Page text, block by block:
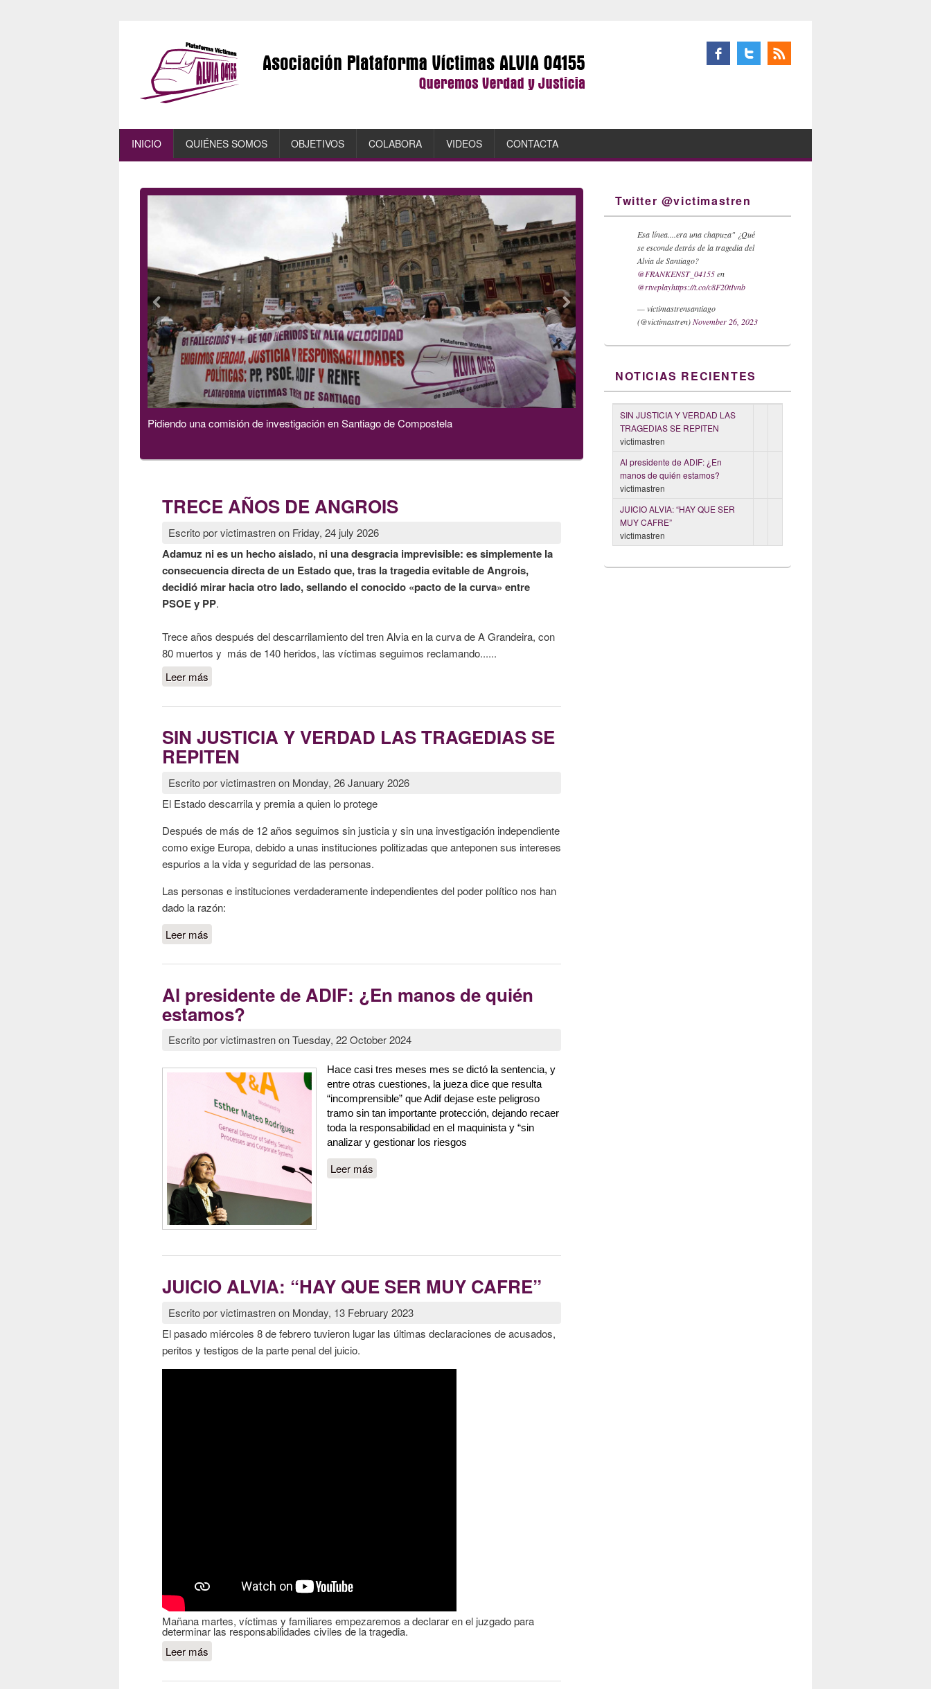
INICIO QUIÉNES SOMOS OBJETIVOS COLABORA VIDEOS CONTACTA
Pidiendo una comisión de investigación en Santiago de Compostela
TRECE AÑOS DE ANGROIS
Escrito porvictimastrenon Friday, 24 july 2026
Adamuz ni es un hecho aislado, ni una desgracia imprevisible: es simplemente la
consecuencia directa de un Estado que, tras la tragedia evitable de Angrois,
decidió mirar hacia otro lado, sellando el conocido «pacto de la curva» entre
PSOE y PP.
Trece años después del descarrilamiento del tren Alvia en la curva de A Grandeira, con
80 muertos y más de 140 heridos, las víctimas seguimos reclamando......
Leer más
SIN JUSTICIA Y VERDAD LAS TRAGEDIAS SE
REPITEN
Escrito porvictimastrenon Monday, 26 January 2026
El Estado descarrila y premia a quien lo protege
Después de más de 12 años seguimos sin justicia y sin una investigación independiente
como exige Europa, debido a unas instituciones politizadas que anteponen sus intereses
espurios a la vida y seguridad de las personas.
Las personas e instituciones verdaderamente independientes del poder político nos han
dado la razón:
Leer más
Al presidente de ADIF: ¿En manos de quién
estamos?
Escrito porvictimastrenonTuesday, 22 October 2024
Hace casi tres meses mes se dictó la sentencia, y
entre otras cuestiones, la jueza dice que resulta
“incomprensible” que Adif dejase este peligroso
tramo sin tan importante protección, dejando recaer
toda la responsabilidad en el maquinista y “sin
analizar y gestionar los riesgos
Leer más
JUICIO ALVIA: “HAY QUE SER MUY CAFRE”
Escrito porvictimastrenon Monday, 13 February 2023
El pasado miércoles 8 de febrero tuvieron lugar las últimas declaraciones de acusados,
peritos y testigos de la parte penal del juicio.
Mañana martes, víctimas y familiares empezaremos a declarar en el juzgado para
determinar las responsabilidades civiles de la tragedia.
Leer más
Twitter @victimastren
Esa línea....era una chapuza" ¿Qué
se esconde detrás de la tragedia del
Alvia de Santiago?
@FRANKENST_04155en
@rtveplayhttps://t.co/c8F20tIvnb
— victimastrensantiago
(@victimastren)November 26, 2023
NOTICIAS RECIENTES
SIN JUSTICIA Y VERDAD LAS
TRAGEDIAS SE REPITEN
victimastren
Al presidente de ADIF: ¿En
manos de quién estamos?
victimastren
JUICIO ALVIA: “HAY QUE SER
MUY CAFRE”
victimastren